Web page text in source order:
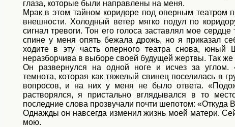
глаза, которые были направлены на меня.
Мрак в этом тайном коридоре под оперным театром
внешности. Холодный ветер мягко подул по
сигнал тревоги. Тон его голоса заставлял мое сердце
спине у меня опять бежала дрожь, но я приказал
ходите в эту часть оперного театра снова, юный
неразборчива в выборе своей будущей жертвы. Так же
Он развернулся на одной ноге и исчез за углом.
темнота, которая как тяжелый свинец поселилась в
вопросов, и на них у меня не было ответа.
растворялся, я пристально вглядывался в то
последние слова прозвучали почти шепотом: «Откуда
Однажды он навсегда изменил жизнь моей матери.
мою.